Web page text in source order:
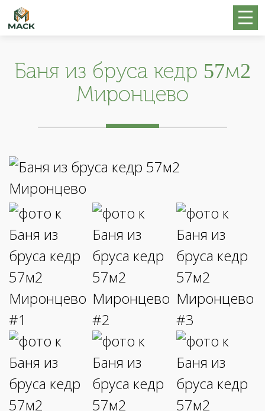
Баня из бруса кедр 57м2
Миронцево